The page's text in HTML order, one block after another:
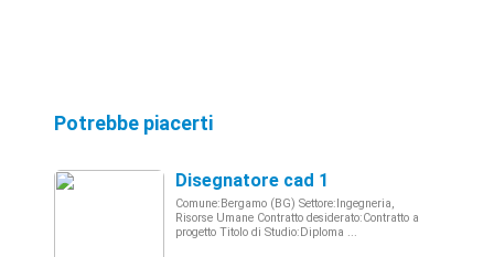
Potrebbe piacerti
Disegnatore cad 1
Comune:Bergamo (BG) Settore:Ingegneria,
Risorse Umane Contratto desiderato:Contratto a
progetto Titolo di Studio:Diploma ...